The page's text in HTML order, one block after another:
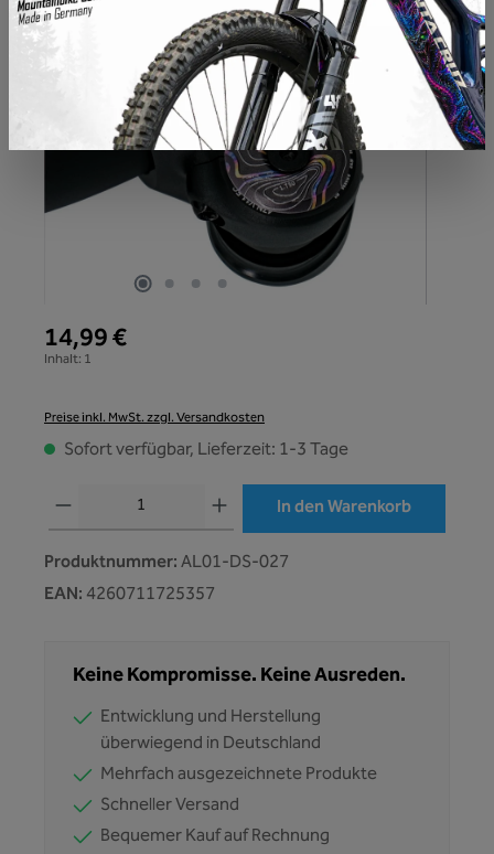
14,99 €
Inhalt: 1
Preise inkl. MwSt. zzgl. Versandkosten
Sofort verfügbar, Lieferzeit: 1-3 Tage
In den Warenkorb
Produktnummer:AL01-DS-027
EAN: 4260711725357
Keine Kompromisse. Keine Ausreden.
Entwicklung und Herstellung
überwiegend in Deutschland
Mehrfach ausgezeichnete Produkte
Schneller Versand
Bequemer Kauf auf Rechnung